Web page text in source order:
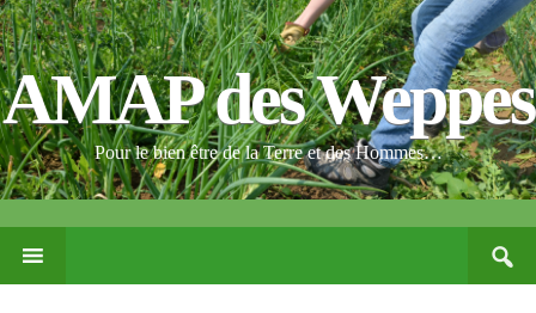
AMAP des Weppes
Pour le bien être de la Terre et des Hommes…
PASSER
CE